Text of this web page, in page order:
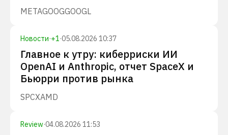
METAGOOGGOOGL
Новости·+1·05.08.2026 10:37
Главное к утру: киберриски ИИ
OpenAI и Anthropic, отчет SpaceX и
Бьюрри против рынка
SPCXAMD
Review·04.08.2026 11:53